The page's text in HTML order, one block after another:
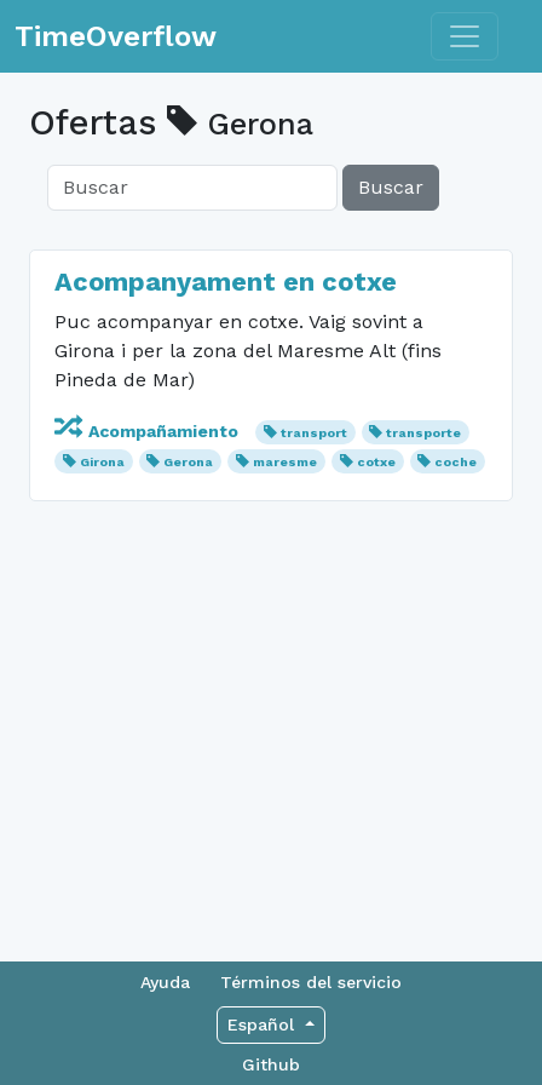
TimeOverflow Toggle
Ofertas Gerona
Buscar
Acompanyament en cotxe
Puc acompanyar en cotxe. Vaig sovint a
Girona i per la zona del Maresme Alt (fins
Pineda de Mar)
Acompañamiento transport
transporte
Girona
Gerona maresme cotxe coche
Ayuda Términos del servicio
Español
Github